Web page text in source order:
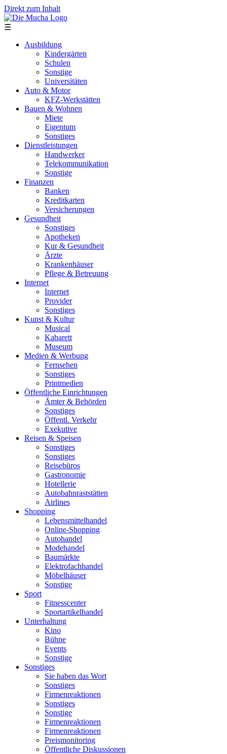
Direkt zum Inhalt
☰
Ausbildung
Kindergärten
Schulen
Sonstige
Universitäten
Auto & Motor
KFZ-Werkstätten
Bauen & Wohnen
Miete
Eigentum
Sonstiges
Dienstleistungen
Handwerker
Telekommunikation
Sonstige
Finanzen
Banken
Kreditkarten
Versicherungen
Gesundheit
Sonstiges
Apotheken
Kur & Gesundheit
Ärzte
Krankenhäuser
Pflege & Betreuung
Internet
Internet
Provider
Sonstiges
Kunst & Kultur
Musical
Kabarett
Museum
Medien & Werbung
Fernsehen
Sonstiges
Printmedien
Öffentliche Einrichtungen
Ämter & Behörden
Sonstiges
Öffentl. Verkehr
Exekutive
Reisen & Speisen
Sonstiges
Sonstiges
Reisebüros
Gastronomie
Hotellerie
Autobahnraststätten
Airlines
Shopping
Lebensmittelhandel
Online-Shopping
Autohandel
Modehandel
Baumärkte
Elektrofachhandel
Möbelhäuser
Sonstige
Sport
Fitnesscenter
Sportartikelhandel
Unterhaltung
Kino
Bühne
Events
Sonstige
Sonstiges
Sie haben das Wort
Sonstiges
Firmenreaktionen
Sonstiges
Sonstige
Firmenreaktionen
Firmenreaktionen
Preismonitoring
Öffentliche Diskussionen